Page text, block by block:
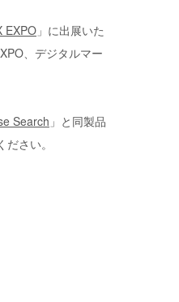
EXPO 」に出展いた
、デジタルマー
Search 」と同製品
さい。